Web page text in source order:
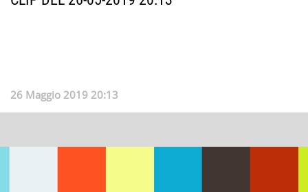
26 Maggio 2019 20:13